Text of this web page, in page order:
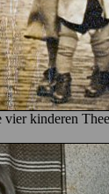
vier kinderen